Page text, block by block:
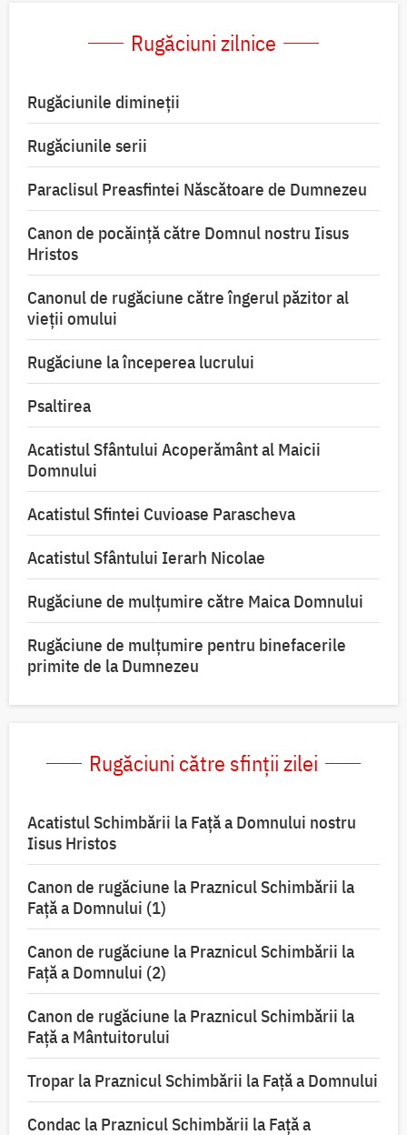
Rugăciuni zilnice
Rugăciunile dimineții
Rugăciunile serii
Paraclisul Preasfintei Născătoare de Dumnezeu
Canon de pocăință către Domnul nostru Iisus
Hristos
Canonul de rugăciune către îngerul păzitor al
vieții omului
Rugăciune la începerea lucrului
Psaltirea
Acatistul Sfântului Acoperământ al Maicii
Domnului
Acatistul Sfintei Cuvioase Parascheva
Acatistul Sfântului Ierarh Nicolae
Rugăciune de mulţumire către Maica Domnului
Rugăciune de mulțumire pentru binefacerile
primite de la Dumnezeu
Rugăciuni către sfinții zilei
Acatistul Schimbării la Faţă a Domnului nostru
Iisus Hristos
Canon de rugăciune la Praznicul Schimbării la
Faţă a Domnului (1)
Canon de rugăciune la Praznicul Schimbării la
Faţă a Domnului (2)
Canon de rugăciune la Praznicul Schimbării la
Față a Mântuitorului
Tropar la Praznicul Schimbării la Faţă a Domnului
Condac la Praznicul Schimbării la Faţă a